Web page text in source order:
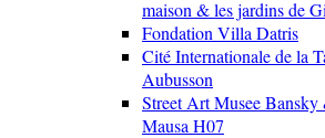
maison & les jardins de
Fondation Villa Datris
Cité Internationale de la
Aubusson
Street Art Musee Bansky
Mausa H07